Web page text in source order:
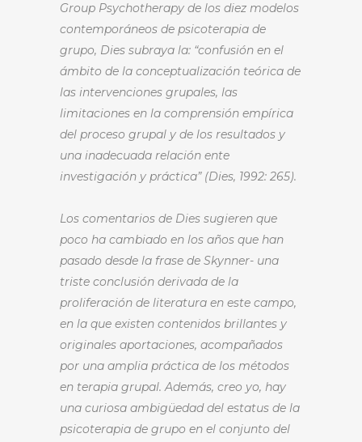
Group Psychotherapy de los diez modelos
contemporáneos de psicoterapia de
grupo, Dies subraya la: “confusión en el
ámbito de la conceptualización teórica de
las intervenciones grupales, las
limitaciones en la comprensión empírica
del proceso grupal y de los resultados y
una inadecuada relación ente
investigación y práctica” (Dies, 1992: 265).
Los comentarios de Dies sugieren que
poco ha cambiado en los años que han
pasado desde la frase de Skynner- una
triste conclusión derivada de la
proliferación de literatura en este campo,
en la que existen contenidos brillantes y
originales aportaciones, acompañados
por una amplia práctica de los métodos
en terapia grupal. Además, creo yo, hay
una curiosa ambigüedad del estatus de la
psicoterapia de grupo en el conjunto del